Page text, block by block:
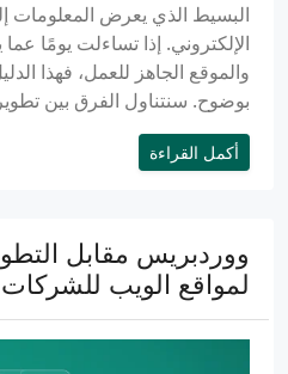
البسيط الذي يعرض المعلومات
الإلكتروني. إذا تساءلت يومًا
والموقع الجاهز للعمل، فهذا
بوضوح. سنتناول الفرق بين تطوير
أكمل القراءة
ووردبريس مقابل
لمواقع الويب للشركات